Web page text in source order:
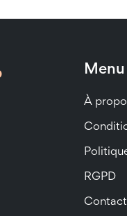
Menu
À
RGPD